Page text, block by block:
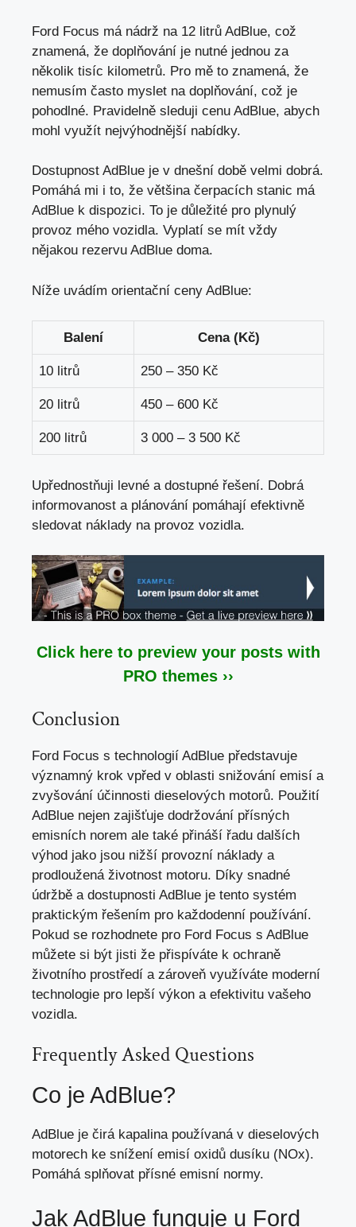
Ford Focus má nádrž na 12 litrů AdBlue, což
znamená, že doplňování je nutné jednou za
několik tisíc kilometrů. Pro mě to znamená, že
nemusím často myslet na doplňování, což je
pohodlné. Pravidelně sleduji cenu AdBlue, abych
mohl využít nejvýhodnější nabídky.
Dostupnost AdBlue je v dnešní době velmi dobrá.
Pomáhá mi i to, že většina čerpacích stanic má
AdBlue k dispozici. To je důležité pro plynulý
provoz mého vozidla. Vyplatí se mít vždy
nějakou rezervu AdBlue doma.
Níže uvádím orientační ceny AdBlue:
Balení Cena (Kč)
10 litrů 250 – 350 Kč
20 litrů 450 – 600 Kč
200 litrů 3 000 – 3 500 Kč
Upřednostňuji levné a dostupné řešení. Dobrá
informovanost a plánování pomáhají efektivně
sledovat náklady na provoz vozidla.
Click here to preview your posts with
PRO themes ››
Conclusion
Ford Focus s technologií AdBlue představuje
významný krok vpřed v oblasti snižování emisí a
zvyšování účinnosti dieselových motorů. Použití
AdBlue nejen zajišťuje dodržování přísných
emisních norem ale také přináší řadu dalších
výhod jako jsou nižší provozní náklady a
prodloužená životnost motoru. Díky snadné
údržbě a dostupnosti AdBlue je tento systém
praktickým řešením pro každodenní používání.
Pokud se rozhodnete pro Ford Focus s AdBlue
můžete si být jisti že přispíváte k ochraně
životního prostředí a zároveň využíváte moderní
technologie pro lepší výkon a efektivitu vašeho
vozidla.
Frequently Asked Questions
Co je AdBlue?
AdBlue je čirá kapalina používaná v dieselových
motorech ke snížení emisí oxidů dusíku (NOx).
Pomáhá splňovat přísné emisní normy.
Jak AdBlue funguje u Ford